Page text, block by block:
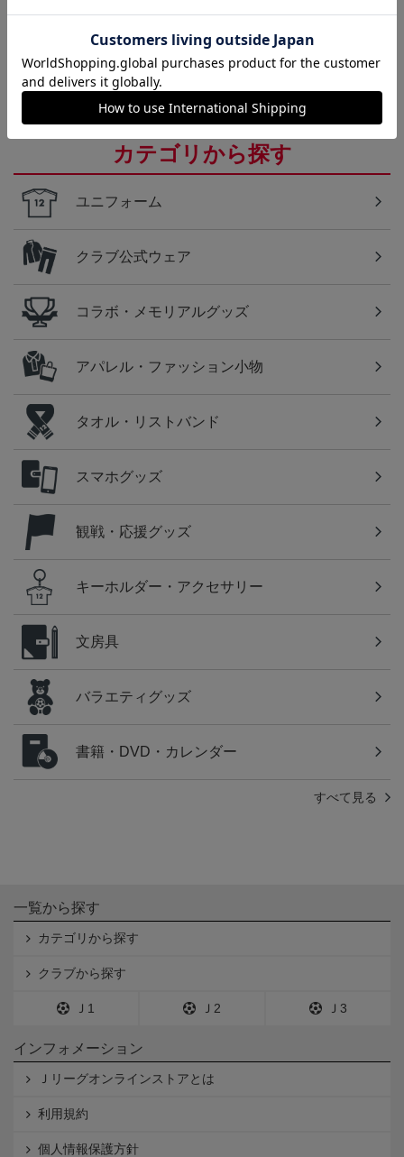
浦和レッズのすべてのグッズをチェックしたい方
に！全グッズ一覧はこちら！
カテゴリから探す
ユニフォーム
クラブ公式ウェア
コラボ・メモリアルグッズ
アパレル・ファッション小物
タオル・リストバンド
スマホグッズ
観戦・応援グッズ
キーホルダー・アクセサリー
文房具
バラエティグッズ
書籍・DVD・カレンダー
すべて見る
一覧から探す
カテゴリから探す
クラブから探す
Ｊ1 Ｊ2 Ｊ3
インフォメーション
Ｊリーグオンラインストアとは
利用規約
個人情報保護方針